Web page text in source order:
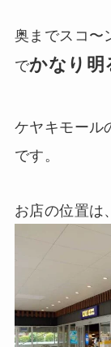
奥までスコ〜
でかなり明
ケヤキモール
です。
お店の位置は、